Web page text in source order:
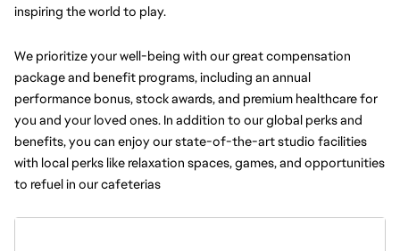
inspiring the world to play.
We prioritize your well-being with our great compensation
package and benefit programs, including an annual
performance bonus, stock awards, and premium healthcare for
you and your loved ones. In addition to our global perks and
benefits, you can enjoy our state-of-the-art studio facilities
with local perks like relaxation spaces, games, and opportunities
to refuel in our cafeterias